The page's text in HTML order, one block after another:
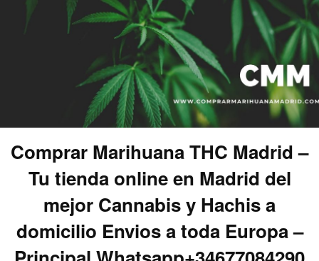
Comprar Marihuana THC Madrid –
Tu tienda online en Madrid del
mejor Cannabis y Hachis a
domicilio Envios a toda Europa –